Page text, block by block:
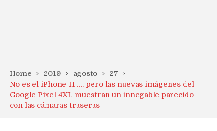
Home 2019 agosto
27
No es el iPhone 11 …. pero las nuevas imágenes del
Google Pixel 4XL muestran un innegable parecido
con las cámaras traseras